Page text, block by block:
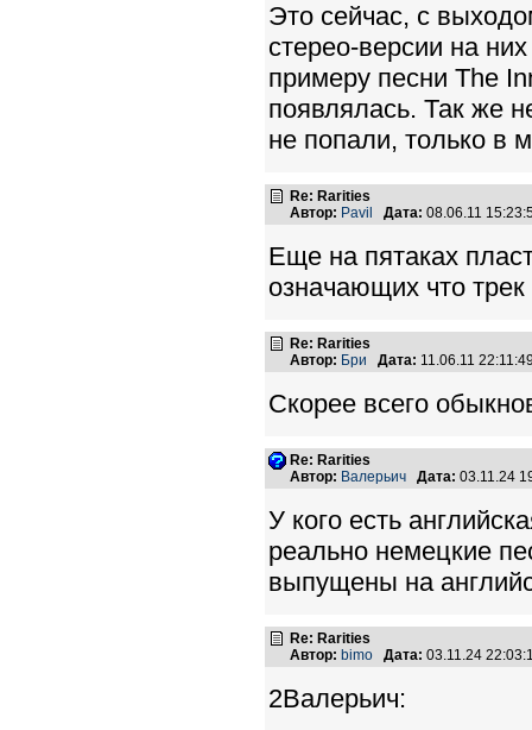
Это сейчас, с
стерео-версии на
примеру песни The
появлялась. Так же
не попали, только в
Re: Rarities
Автор: Pavil Дата: 08.06.11
Еще на пятаках
означающих что
Re: Rarities
Автор: Бри Дата: 11.06.11
Скорее всего
Re: Rarities
Автор: Валерьич Дата: 03.11.24
У кого есть
реально немецкие
выпущены на
Re: Rarities
Автор: bimo Дата: 03.11.24
2Валерьич: